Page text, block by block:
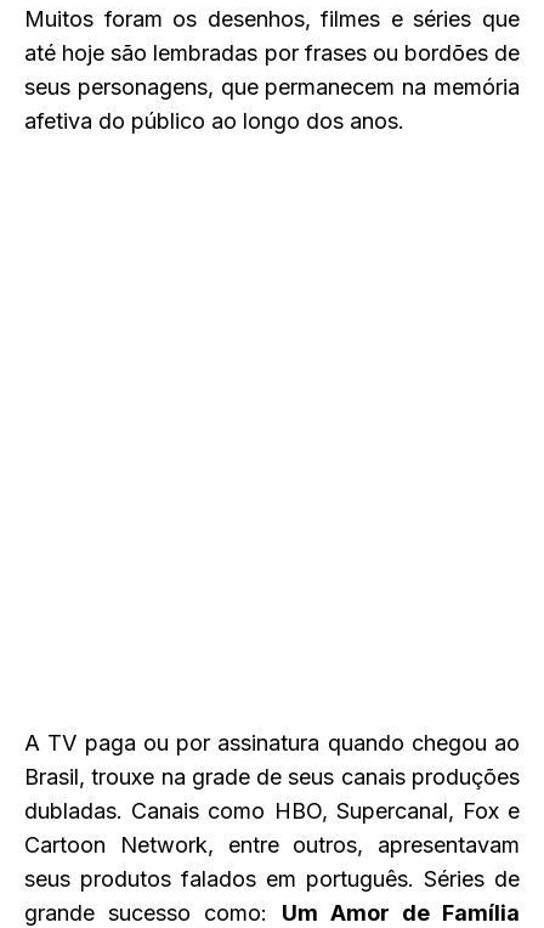
Muitos foram os desenhos, filmes e séries que
até hoje são lembradas por frases ou bordões de
seus personagens, que permanecem na memória
afetiva do público ao longo dos anos.
A TV paga ou por assinatura quando chegou ao
Brasil, trouxe na grade de seus canais produções
dubladas. Canais como HBO, Supercanal, Fox e
Cartoon Network, entre outros, apresentavam
seus produtos falados em português. Séries de
grande sucesso como: Um Amor de Família